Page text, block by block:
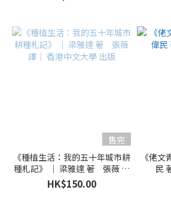
王冠中 譯 ｜ 橡實文化 出版
售完
《種植生活：我的五十年城市耕
種札記》 ｜ 梁雅達 著 張薇 譯
｜ 香港中文大學 出版
HK$150.00
《佬文
民